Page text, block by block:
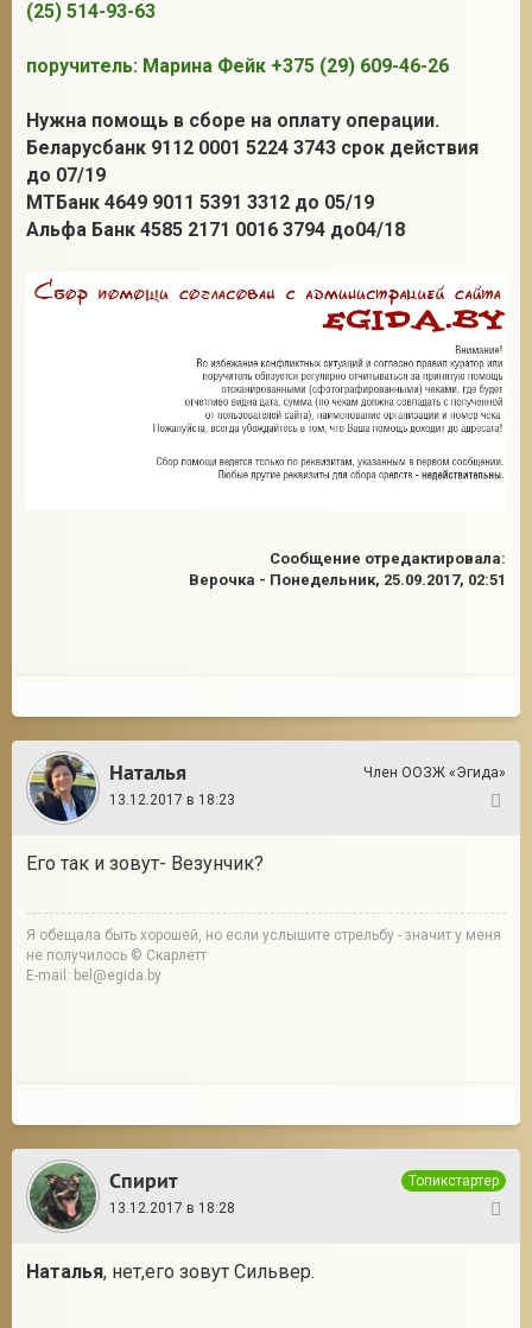
(25) 514-93-63
поручитель: Марина Фейк +375 (29) 609-46-26
Нужна помощь в сборе на оплату операции.
Беларусбанк 9112 0001 5224 3743 срок действия
до 07/19
МТБанк 4649 9011 5391 3312 до 05/19
Альфа Банк 4585 2171 0016 3794 до04/18
Сообщение отредактировала:
Верочка - Понедельник, 25.09.2017, 02:51
Наталья
Член ООЗЖ «Эгида»
13.12.2017 в 18:23
Его так и зовут- Везунчик?
Я обещала быть хорошей, но если услышите стрельбу - значит у меня
не получилось © Скарлетт
E-mail: bel@egida.by
Спирит
Топикстартер
13.12.2017 в 18:28
Наталья, нет,его зовут Сильвер.